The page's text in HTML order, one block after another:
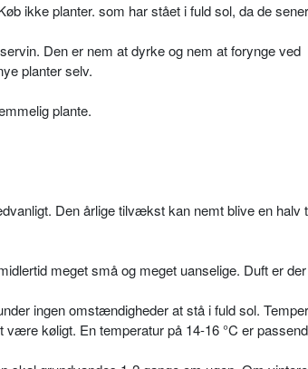
ikke planter. som har stået i fuld sol, da de
Den er nem at dyrke og nem at forynge ved
planter selv.
plante.
Den årlige tilvækst kan nemt blive en halv
meget små og meget uanselige. Duft er der
ingen omstændigheder at stå i fuld sol.
køligt. En temperatur på 14-16 °C er